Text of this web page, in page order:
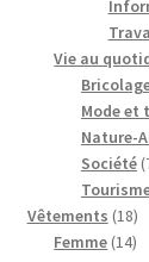
Vie au
Mode et
Nature-
Société
Vêtements 1818
Femme 1414